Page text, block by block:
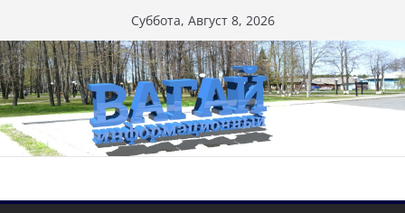
к
содержимому
Суббота, Август 8, 2026